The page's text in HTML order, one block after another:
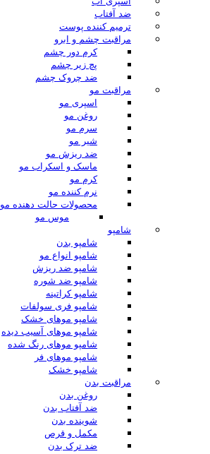
ضد آفتاب
ترمیم کننده پوست
مراقبت چشم و ابرو
کرم دور چشم
پچ زیر چشم
ضد چروک چشم
مراقبت مو
اسپری مو
روغن مو
سرم مو
شیر مو
ضد ریزش مو
ماسک و اسکراب مو
کرم مو
نرم کننده مو
محصولات حالت دهنده مو
موس مو
شامپو
شامپو بدن
شامپو انواع مو
شامپو ضد ریزش
شامپو ضد شوره
شامپو کراتینه
شامپو فری سولفات
شامپو موهای خشک
شامپو موهای آسیب دیده
شامپو موهای رنگ شده
شامپو موهای فر
شامپو خشک
مراقبت بدن
روغن بدن
ضد آفتاب بدن
شوینده بدن
مکمل و قرص
ضد ترک بدن